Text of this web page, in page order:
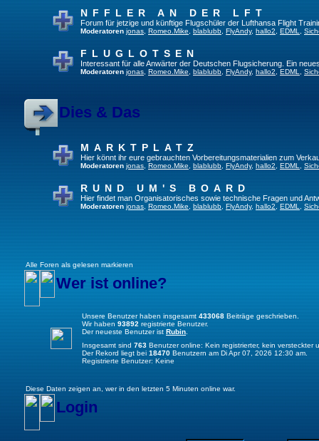
NFFLER AN DER LFT
Forum für jetzige und künftige Flugschüler der Lufthansa Flight
Moderatoren jonas Romeo.Mike blablubb FlyAndy, hallo2 EDML
FLUGLOTSEN
Interessant für alle Anwärter der Deutschen Flugsicherung. Ein
Moderatoren jonas Romeo.Mike blablubb FlyAndy, hallo2 EDML
Dies & Das
MARKTPLATZ
Hier könnt ihr eure gebrauchten Vorbereitungsmaterialien zum
Moderatoren jonas Romeo.Mike blablubb FlyAndy, hallo2 EDML
RUND UM'S BOARD
Hier findet man Organisatorisches sowie technische Fragen und
Moderatoren jonas Romeo.Mike blablubb FlyAndy, hallo2 EDML
Alle Foren als gelesen markieren
Wer ist online?
Unsere Benutzer haben insgesamt 433068 Beiträge geschrieben.
Wir haben 93892 registrierte Benutzer.
Der neueste Benutzer ist Rubin
Insgesamt sind 763 Benutzer online: Kein registrierter, kein
Der Rekord liegt bei 18470 Benutzern am Di Apr 07, 2026 12:30 am.
Registrierte Benutzer: Keine
Diese Daten zeigen an, wer in den letzten 5 Minuten online war.
Login